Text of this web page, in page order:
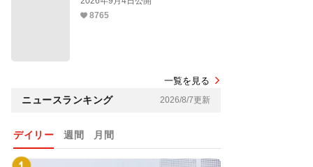
8765
一覧を見る
ニュースランキング 2026/8/7更新
デイリー 週間 月間